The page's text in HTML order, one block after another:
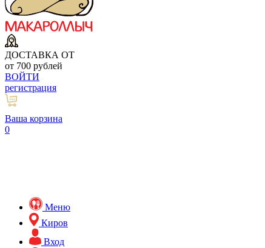
ДОСТАВКА ОТ
от 700 рублей
ВОЙТИ
регистрация
Ваша корзина
0
Меню
Киров
Вход